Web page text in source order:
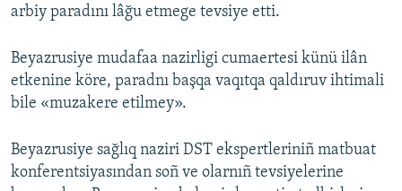
arbiy paradını lâğu etmege tevsiye etti.
Beyazrusiye mudafaa nazirligi cumaertesi künü ilân
etkenine köre, paradnı başqa vaqıtqa qaldıruv ihtimali
bile «muzakere etilmey».
Beyazrusiye sağlıq naziri DST ekspertleriniñ matbuat
konferentsiyasından soñ ve olarnıñ tevsiyelerine